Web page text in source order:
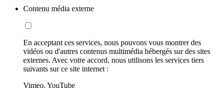
Contenu média externe
En acceptant ces services, nous pouvons vous montrer des
vidéos ou d'autres contenus multimédia hébergés sur des sites
externes. Avec votre accord, nous utilisons les services tiers
suivants sur ce site internet :
Vimeo, YouTube